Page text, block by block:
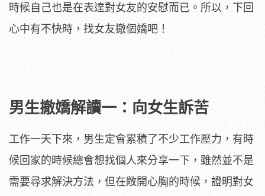
時候自己也是在表達對女友的安慰而已。所以，下回
心中有不快時，找女友撤個嬌吧！
男生撤嬌解讀一：向女生訴苦
工作一天下來，男生定會累積了不少工作壓力，有時
候回家的時候總會想找個人來分享一下，雖然並不是
需要尋求解決方法，但在敞開心胸的時候，證明對女